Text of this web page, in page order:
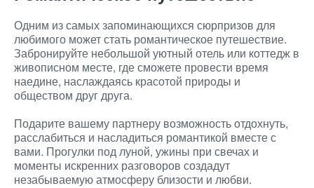
Одним из самых запоминающихся сюрпризов для
любимого может стать романтическое путешествие.
Забронируйте небольшой уютный отель или коттедж в
живописном месте, где сможете провести время
наедине, наслаждаясь красотой природы и
обществом друг друга.
Подарите вашему партнеру возможность отдохнуть,
расслабиться и насладиться романтикой вместе с
вами. Прогулки под луной, ужины при свечах и
моменты искренних разговоров создадут
незабываемую атмосферу близости и любви.